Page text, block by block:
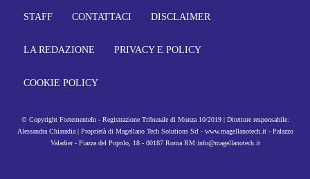
STAFF CONTATTACI DISCLAIMER
LA REDAZIONE PRIVACY E POLICY
COOKIE POLICY
© Copyright FortementeIn - Registrazione Tribunale di Monza 10/2019 | Direttore responsabile:
Alessandra Chiaradia | Proprietà di Magellano Tech Solutions Srl - www.magellanotech.it - Palazzo
Valadier - Piazza del Popolo, 18 - 00187 Roma RM info@magellanotech.it